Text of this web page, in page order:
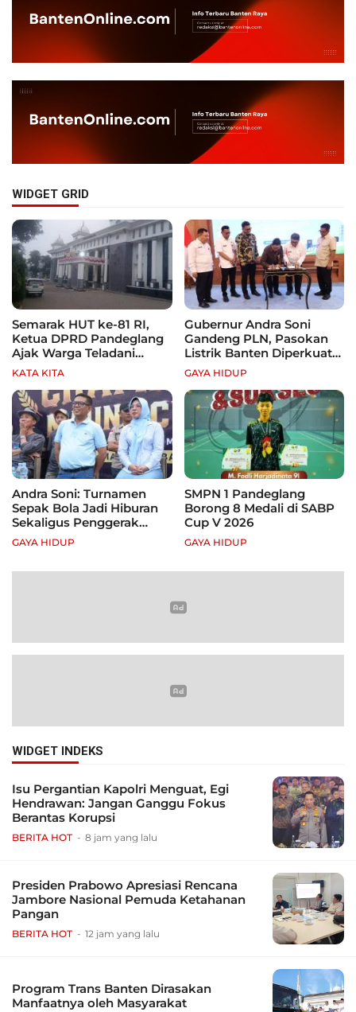
WIDGET GRID
Semarak HUT ke-81 RI,
Ketua DPRD Pandeglang
Ajak Warga Teladani
Semangat Para Pahlawan
KATA KITA
Gubernur Andra Soni
Gandeng PLN, Pasokan
Listrik Banten Diperkuat
demi Genjot Investasi
GAYA HIDUP
Andra Soni: Turnamen
Sepak Bola Jadi Hiburan
Sekaligus Penggerak
Ekonomi Rakyat
GAYA HIDUP
SMPN 1 Pandeglang
Borong 8 Medali di SABP
Cup V 2026
GAYA HIDUP
WIDGET INDEKS
Isu Pergantian Kapolri Menguat, Egi
Hendrawan: Jangan Ganggu Fokus
Berantas Korupsi
BERITA HOT 8 jam yang lalu
Presiden Prabowo Apresiasi Rencana
Jambore Nasional Pemuda Ketahanan
Pangan
BERITA HOT 12 jam yang lalu
Program Trans Banten Dirasakan
Manfaatnya oleh Masyarakat